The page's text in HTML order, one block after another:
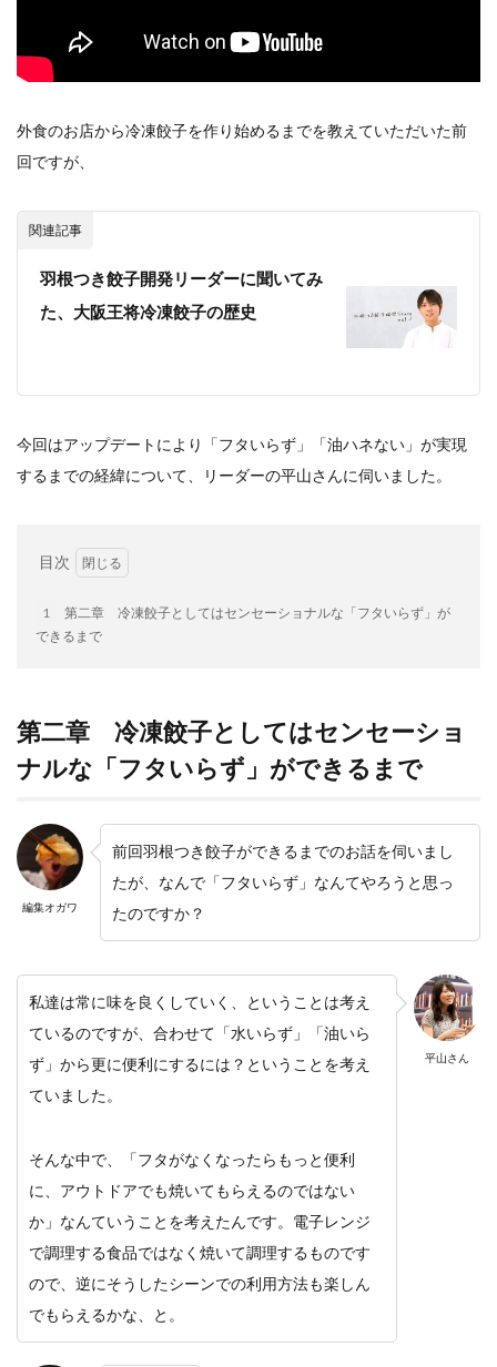
外食のお店から冷凍餃子を作り始めるまでを教えていただいた前
回ですが、
関連記事
羽根つき餃子開発リーダーに聞いてみ
た、大阪王将冷凍餃子の歴史
今回はアップデートにより「フタいらず」「油ハネない」が実現
するまでの経緯について、リーダーの平山さんに伺いました。
目次
1
第二章 冷凍餃子としてはセンセーショナルな「フタいらず」が
できるまで
第二章 冷凍餃子としてはセンセーショ
ナルな「フタいらず」ができるまで
編集オガワ
前回羽根つき餃子ができるまでのお話を伺いまし
たが、なんで「フタいらず」なんてやろうと思っ
たのですか？
平山さん
私達は常に味を良くしていく、ということは考え
ているのですが、合わせて「水いらず」「油いら
ず」から更に便利にするには？ということを考え
ていました。
そんな中で、「フタがなくなったらもっと便利
に、アウトドアでも焼いてもらえるのではない
か」なんていうことを考えたんです。電子レンジ
で調理する食品ではなく焼いて調理するものです
ので、逆にそうしたシーンでの利用方法も楽しん
でもらえるかな、と。
冷凍食品ジャーナリスト山本純子の『冷凍食品のはなし』
冷凍食品ライフハック
万博
冷凍食品豆知識
回鍋肉
低糖質 ワンプレート
チャミスル
パックご飯
ハロウィン
ハンギョドン
ファミリーマート
ワイン
ぷるもち水餃子
検索